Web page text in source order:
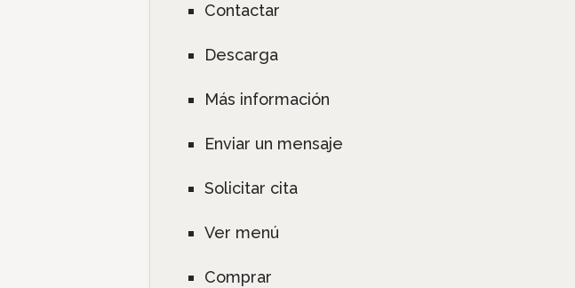
Contactar
Descarga
Más información
Enviar un mensaje
Solicitar cita
Ver menú
Comprar